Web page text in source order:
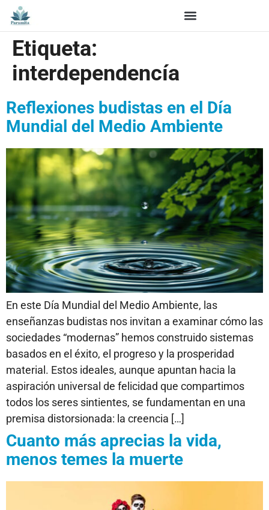
Etiqueta:
interdependencía
Reflexiones budistas en el Día
Mundial del Medio Ambiente
En este Día Mundial del Medio Ambiente, las
enseñanzas budistas nos invitan a examinar cómo las
sociedades “modernas” hemos construido sistemas
basados en el éxito, el progreso y la prosperidad
material. Estos ideales, aunque apuntan hacia la
aspiración universal de felicidad que compartimos
todos los seres sintientes, se fundamentan en una
premisa distorsionada: la creencia […]
Cuanto más aprecias la vida,
menos temes la muerte